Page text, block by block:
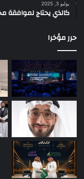
يوليو 3, 2025
كالذي يحتاج لموافقة
حرر مؤخرا